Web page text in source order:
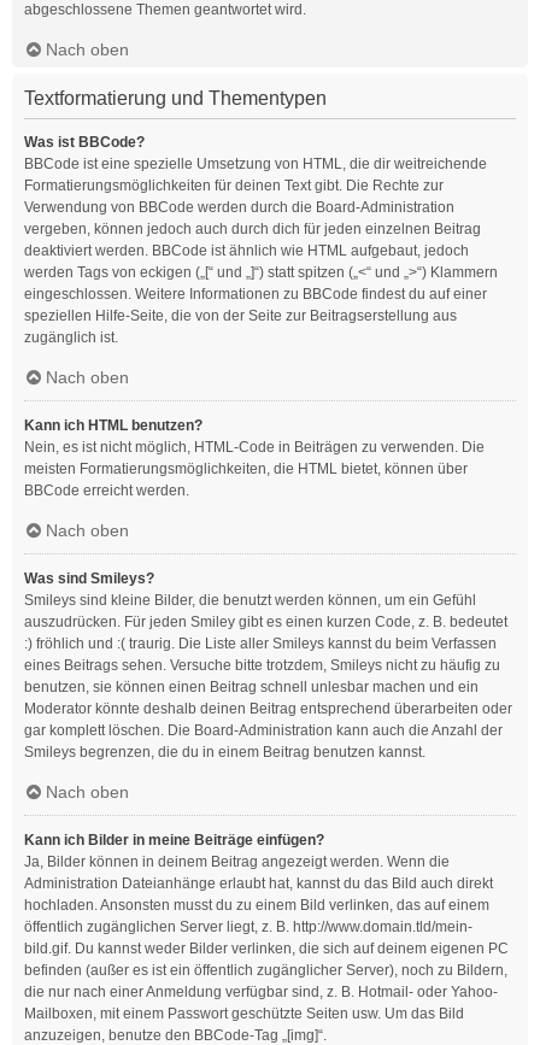
abgeschlossene Themen geantwortet wird.
Nach oben
Textformatierung und Thementypen
Was ist BBCode?
BBCode ist eine spezielle Umsetzung von HTML, die dir weitreichende
Formatierungsmöglichkeiten für deinen Text gibt. Die Rechte zur
Verwendung von BBCode werden durch die Board-Administration
vergeben, können jedoch auch durch dich für jeden einzelnen Beitrag
deaktiviert werden. BBCode ist ähnlich wie HTML aufgebaut, jedoch
werden Tags von eckigen („[“ und „]“) statt spitzen („<“ und „>“) Klammern
eingeschlossen. Weitere Informationen zu BBCode findest du auf einer
speziellen Hilfe-Seite, die von der Seite zur Beitragserstellung aus
zugänglich ist.
Nach oben
Kann ich HTML benutzen?
Nein, es ist nicht möglich, HTML-Code in Beiträgen zu verwenden. Die
meisten Formatierungsmöglichkeiten, die HTML bietet, können über
BBCode erreicht werden.
Nach oben
Was sind Smileys?
Smileys sind kleine Bilder, die benutzt werden können, um ein Gefühl
auszudrücken. Für jeden Smiley gibt es einen kurzen Code, z. B. bedeutet
:) fröhlich und :( traurig. Die Liste aller Smileys kannst du beim Verfassen
eines Beitrags sehen. Versuche bitte trotzdem, Smileys nicht zu häufig zu
benutzen, sie können einen Beitrag schnell unlesbar machen und ein
Moderator könnte deshalb deinen Beitrag entsprechend überarbeiten oder
gar komplett löschen. Die Board-Administration kann auch die Anzahl der
Smileys begrenzen, die du in einem Beitrag benutzen kannst.
Nach oben
Kann ich Bilder in meine Beiträge einfügen?
Ja, Bilder können in deinem Beitrag angezeigt werden. Wenn die
Administration Dateianhänge erlaubt hat, kannst du das Bild auch direkt
hochladen. Ansonsten musst du zu einem Bild verlinken, das auf einem
öffentlich zugänglichen Server liegt, z. B. http://www.domain.tld/mein-
bild.gif. Du kannst weder Bilder verlinken, die sich auf deinem eigenen PC
befinden (außer es ist ein öffentlich zugänglicher Server), noch zu Bildern,
die nur nach einer Anmeldung verfügbar sind, z. B. Hotmail- oder Yahoo-
Mailboxen, mit einem Passwort geschützte Seiten usw. Um das Bild
anzuzeigen, benutze den BBCode-Tag „[img]“.